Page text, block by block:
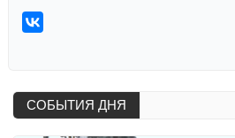
СОБЫТИЯ ДНЯ